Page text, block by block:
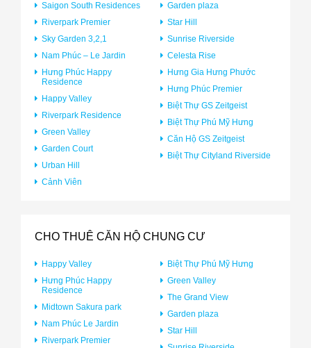
Saigon South Residences
Riverpark Premier
Sky Garden 3,2,1
Nam Phúc – Le Jardin
Hưng Phúc Happy
Residence
Happy Valley
Riverpark Residence
Green Valley
Garden Court
Urban Hill
Cảnh Viên
Garden plaza
Star Hill
Sunrise Riverside
Celesta Rise
Hưng Gia Hưng Phước
Hưng Phúc Premier
Biệt Thự GS Zeitgeist
Biệt Thự Phú Mỹ Hưng
Căn Hộ GS Zeitgeist
Biệt Thự Cityland Riverside
CHO THUÊ CĂN HỘ CHUNG CƯ
Happy Valley
Hưng Phúc Happy
Residence
Midtown Sakura park
Nam Phúc Le Jardin
Riverpark Premier
Biệt Thự Phú Mỹ Hưng
Green Valley
The Grand View
Garden plaza
Star Hill